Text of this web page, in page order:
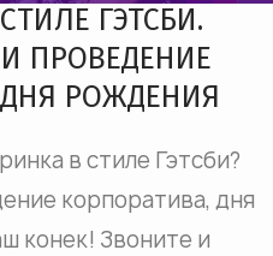
ГЭТСБИ.
ПРОВЕДЕНИЕ
РОЖДЕНИЯ
в стиле Гэтсби?
корпоратива, дня
конек! Звоните и